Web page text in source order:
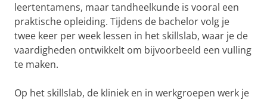
leertentamens, maar tandheelkunde is vooral een
praktische opleiding. Tijdens de bachelor volg je
twee keer per week lessen in het skillslab, waar je de
vaardigheden ontwikkelt om bijvoorbeeld een vulling
te maken.
Op het skillslab, de kliniek en in werkgroepen werk je